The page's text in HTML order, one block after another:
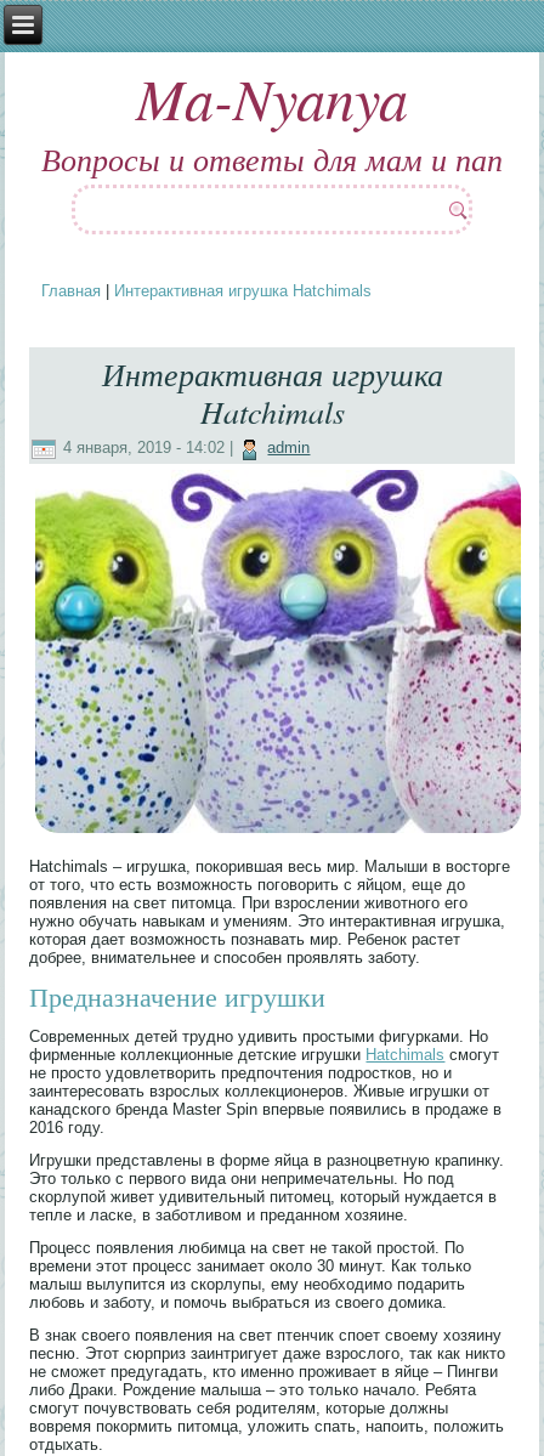
Ma-Nyanya
Вопросы и ответы для мам и пап
Вы здесь
Главная| Интерактивная игрушка Hatchimals
Интерактивная игрушка
Hatchimals
4 января, 2019 - 14:02 admin
Hatchimals – игрушка, покорившая весь мир. Малыши в восторге
от того, что есть возможность поговорить с яйцом, еще до
появления на свет питомца. При взрослении животного его
нужно обучать навыкам и умениям. Это интерактивная игрушка,
которая дает возможность познавать мир. Ребенок растет
добрее, внимательнее и способен проявлять заботу.
Предназначение игрушки
Современных детей трудно удивить простыми фигурками. Но
фирменные коллекционные детские игрушки Hatchimals смогут
не просто удовлетворить предпочтения подростков, но и
заинтересовать взрослых коллекционеров. Живые игрушки от
канадского бренда Master Spin впервые появились в продаже в
2016 году.
Игрушки представлены в форме яйца в разноцветную крапинку.
Это только с первого вида они непримечательны. Но под
скорлупой живет удивительный питомец, который нуждается в
тепле и ласке, в заботливом и преданном хозяине.
Процесс появления любимца на свет не такой простой. По
времени этот процесс занимает около 30 минут. Как только
малыш вылупится из скорлупы, ему необходимо подарить
любовь и заботу, и помочь выбраться из своего домика.
В знак своего появления на свет птенчик споет своему хозяину
песню. Этот сюрприз заинтригует даже взрослого, так как никто
не сможет предугадать, кто именно проживает в яйце – Пингви
либо Драки. Рождение малыша – это только начало. Ребята
смогут почувствовать себя родителям, которые должны
вовремя покормить питомца, уложить спать, напоить, положить
отдыхать.